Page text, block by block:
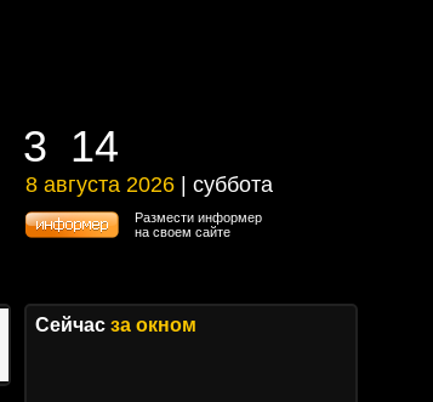
3 14
3 14
8 августа 2026 | суббота
8 августа 2026 | суббота
Размести информер
на своем сайте
Сейчас за окном